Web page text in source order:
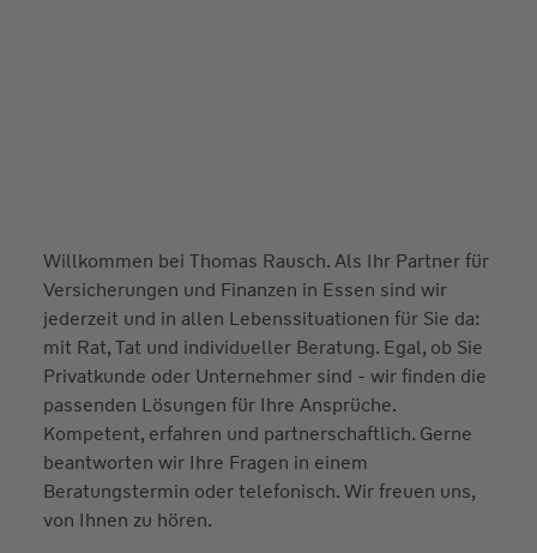
Willkommen bei Thomas Rausch. Als Ihr Partner für
Versicherungen und Finanzen in Essen sind wir
jederzeit und in allen Lebenssituationen für Sie da:
mit Rat, Tat und individueller Beratung. Egal, ob Sie
Privatkunde oder Unternehmer sind - wir finden die
passenden Lösungen für Ihre Ansprüche.
Kompetent, erfahren und partnerschaftlich. Gerne
beantworten wir Ihre Fragen in einem
Beratungstermin oder telefonisch. Wir freuen uns,
von Ihnen zu hören.